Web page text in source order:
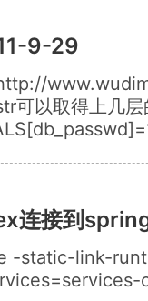
9-29
可以取得上几
连接到
-static-link-